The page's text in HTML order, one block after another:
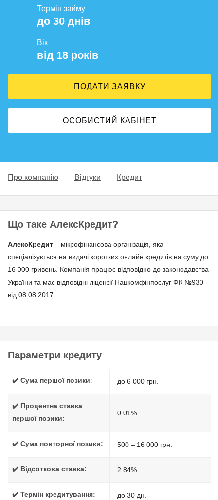
Термін займу
до 30 днів
Вік
від 18 років
ПОДАТИ ЗАЯВКУ
ОСОБИСТИЙ КАБІНЕТ
Про компанію Відгуки Кредит
Що таке АлексКредит?
АлексКредит – мікрофінансова організація, яка
спеціалізується на видачі коротких онлайн кредитів на суму до
16 000 гривень. Компанія працює відповідно до законодавства
України та має відповідні ліцензії Нацкомфінпослуг ФК №930
від 08.08.2017.
Параметри кредиту
✔️ Сума першої позики: до 6 000 грн.
✔️ Процентна ставка
першої позики:
0.01%
✔️ Сума повторної позики: 500 – 16 000 грн.
✔️ Відсоткова ставка: 2.84%
✔️ Термін кредитування: до 30 дн.